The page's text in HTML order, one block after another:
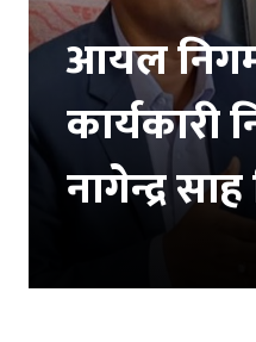
आयल
कार्यकारी
नागेन्द्र